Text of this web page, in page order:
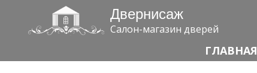
Двернисаж
Салон-магазин дверей
ГЛАВНАЯ